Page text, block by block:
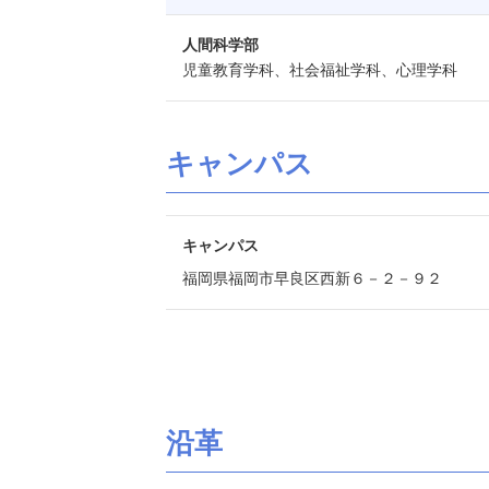
人間科学部
児童教育学科、社会福祉学科、心理学科
キャンパス
キャンパス
福岡県福岡市早良区西新６－２－９２
沿革